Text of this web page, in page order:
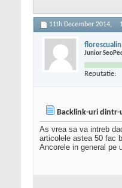
11th December 2014,
florescualin
Junior
Reputatie:
Backlink-uri
As vrea sa va intreb
articolele astea 50 fac
Ancorele in general pe